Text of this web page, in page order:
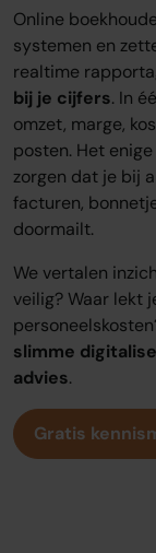
Online
systemen en
realtime
bij je cijfers. In
omzet, marge,
posten. Het
zorgen dat je bij
facturen,
doormailt.
We vertalen
veilig? Waar lekt
slimme
advies.
Gratis